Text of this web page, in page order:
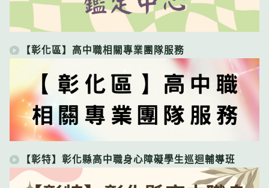
【彰化區】高中職相關專業團隊服務
【彰特】彰化縣高中職身心障礙學生巡迴輔導班